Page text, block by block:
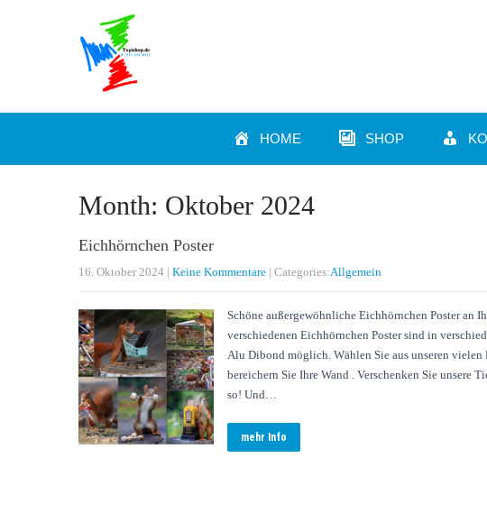
HOME SHOP
Month: Oktober 2024
Eichhörnchen Poster
16. Oktober 2024 | Keine Kommentare | Categories:Allgemein
Schöne außergewöhnliche Eichhörnchen Poster an
verschiedenen Eichhörnchen Poster sind in
Alu Dibond möglich. Wählen Sie aus unseren
bereichern Sie Ihre Wand . Verschenken Sie unsere
so! Und…
mehr Info